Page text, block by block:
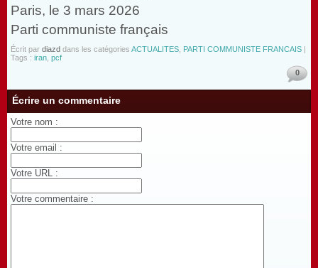
Paris, le 3 mars 2026
Parti communiste français
Écrit par diazd dans les catégories ACTUALITES PARTI COMMUNISTE FRANCAIS |
Tags : iran pcf
0
Écrire un commentaire
Votre nom :
Votre email :
Votre URL :
Votre commentaire :